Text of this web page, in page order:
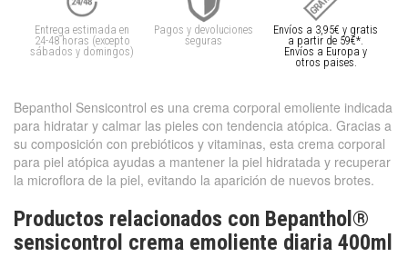
Entrega estimada en
24-48 horas (excepto
sábados y domingos)
Pagos y devoluciones
seguras
Envíos a 3,95€ y gratis
a partir de 59€*.
Envíos a Europa y
otros paises.
Bepanthol Sensicontrol es una crema corporal emoliente indicada
para hidratar y calmar las pieles con tendencia atópica. Gracias a
su composición con prebióticos y vitaminas, esta crema corporal
para piel atópica ayudas a mantener la piel hidratada y recuperar
la microflora de la piel, evitando la aparición de nuevos brotes.
Productos relacionados con Bepanthol®
sensicontrol crema emoliente diaria 400ml